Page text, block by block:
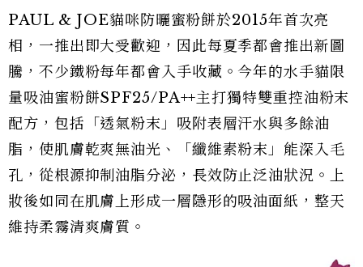
PAUL & JOE貓咪防曬蜜粉餅於2015年首次亮
相，一推出即大受歡迎，因此每夏季都會推出新圖
騰，不少鐵粉每年都會入手收藏。今年的水手貓限
量吸油蜜粉餅SPF25/PA++主打獨特雙重控油粉末
配方，包括「透氣粉末」吸附表層汗水與多餘油
脂，使肌膚乾爽無油光、「纖維素粉末」能深入毛
孔，從根源抑制油脂分泌，長效防止泛油狀況。上
妝後如同在肌膚上形成一層隱形的吸油面紙，整天
維持柔霧清爽膚質。